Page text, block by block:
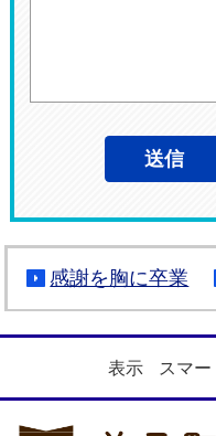
感謝を胸に卒業
表示 スマ